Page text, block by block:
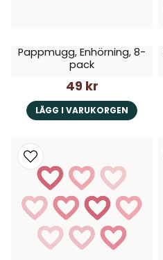
Pappmugg, Enhörning, 8-
pack
49 kr
LÄGG I VARUKORGEN